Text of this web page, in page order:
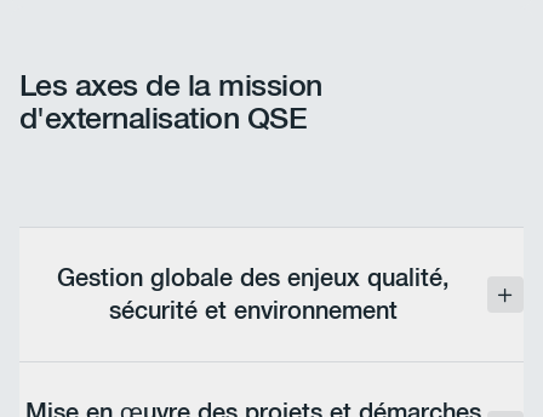
Les axes de la mission
d'externalisation QSE
Gestion globale des enjeux qualité,
sécurité et environnement